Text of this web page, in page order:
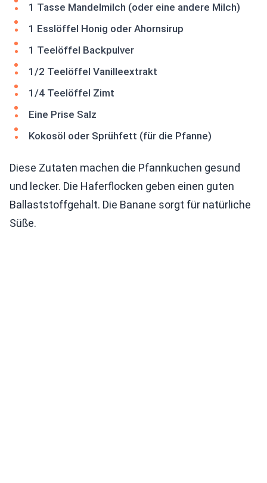
1 Tasse Mandelmilch (oder eine andere Milch)
1 Esslöffel Honig oder Ahornsirup
1 Teelöffel Backpulver
1/2 Teelöffel Vanilleextrakt
1/4 Teelöffel Zimt
Eine Prise Salz
Kokosöl oder Sprühfett (für die Pfanne)
Diese Zutaten machen die Pfannkuchen gesund
und lecker. Die Haferflocken geben einen guten
Ballaststoffgehalt. Die Banane sorgt für natürliche
Süße.